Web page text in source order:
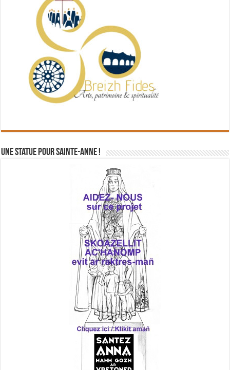
Une statue pour Sainte-Anne !